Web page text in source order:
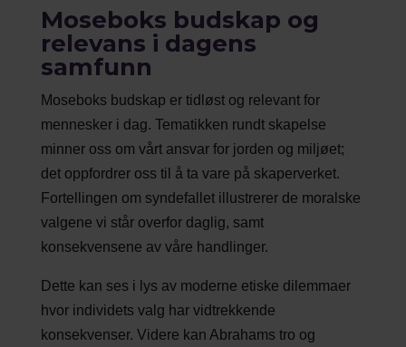
Moseboks budskap og
relevans i dagens
samfunn
Moseboks budskap er tidløst og relevant for
mennesker i dag. Tematikken rundt skapelse
minner oss om vårt ansvar for jorden og miljøet;
det oppfordrer oss til å ta vare på skaperverket.
Fortellingen om syndefallet illustrerer de moralske
valgene vi står overfor daglig, samt
konsekvensene av våre handlinger.
Dette kan ses i lys av moderne etiske dilemmaer
hvor individets valg har vidtrekkende
konsekvenser. Videre kan Abrahams tro og